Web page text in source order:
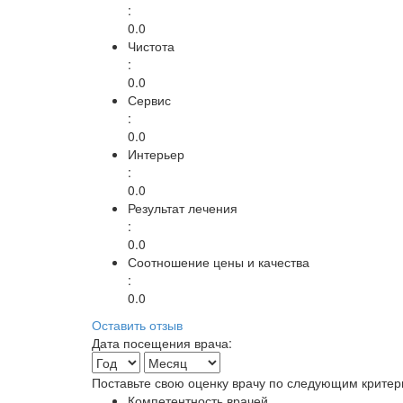
:
0.0
Чистота
:
0.0
Сервис
:
0.0
Интерьер
:
0.0
Результат лечения
:
0.0
Соотношение цены и качества
:
0.0
Оставить отзыв
Дата посещения врача:
Поставьте свою оценку врачу по следующим